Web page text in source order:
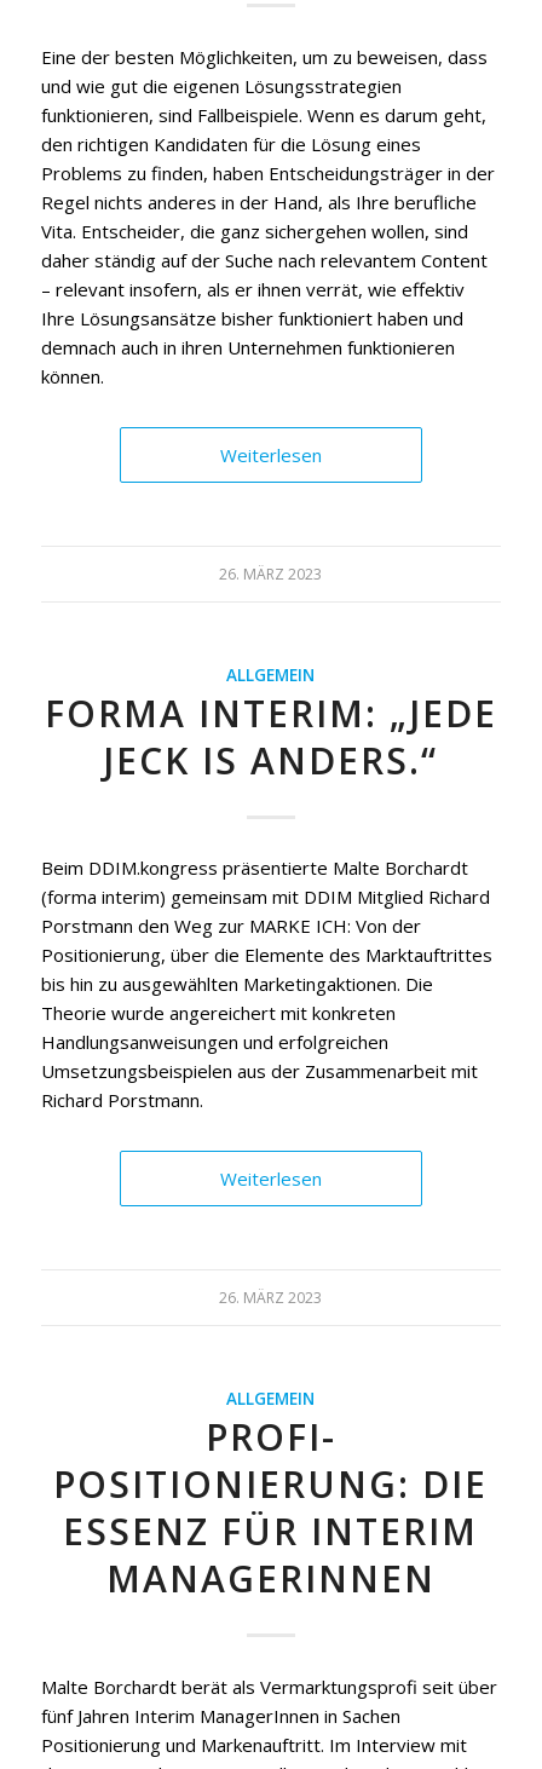
Eine der besten Möglichkeiten, um zu beweisen, dass
und wie gut die eigenen Lösungsstrategien
funktionieren, sind Fallbeispiele. Wenn es darum geht,
den richtigen Kandidaten für die Lösung eines
Problems zu finden, haben Entscheidungsträger in der
Regel nichts anderes in der Hand, als Ihre berufliche
Vita. Entscheider, die ganz sichergehen wollen, sind
daher ständig auf der Suche nach relevantem Content
– relevant insofern, als er ihnen verrät, wie effektiv
Ihre Lösungsansätze bisher funktioniert haben und
demnach auch in ihren Unternehmen funktionieren
können.
Weiterlesen
26. MÄRZ 2023
ALLGEMEIN
FORMA INTERIM: „JEDE
JECK IS ANDERS.“
Beim DDIM.kongress präsentierte Malte Borchardt
(forma interim) gemeinsam mit DDIM Mitglied Richard
Porstmann den Weg zur MARKE ICH: Von der
Positionierung, über die Elemente des Marktauftrittes
bis hin zu ausgewählten Marketingaktionen. Die
Theorie wurde angereichert mit konkreten
Handlungsanweisungen und erfolgreichen
Umsetzungsbeispielen aus der Zusammenarbeit mit
Richard Porstmann.
Weiterlesen
26. MÄRZ 2023
ALLGEMEIN
PROFI-
POSITIONIERUNG: DIE
ESSENZ FÜR INTERIM
MANAGERINNEN
Malte Borchardt berät als Vermarktungsprofi seit über
fünf Jahren Interim ManagerInnen in Sachen
Positionierung und Markenauftritt. Im Interview mit